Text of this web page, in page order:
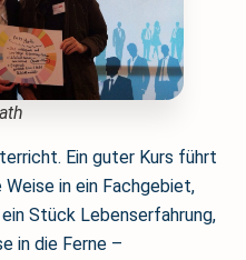
Ein guter Kurs führt
in ein Fachgebiet,
Stück Lebenserfahrung,
in die Ferne –